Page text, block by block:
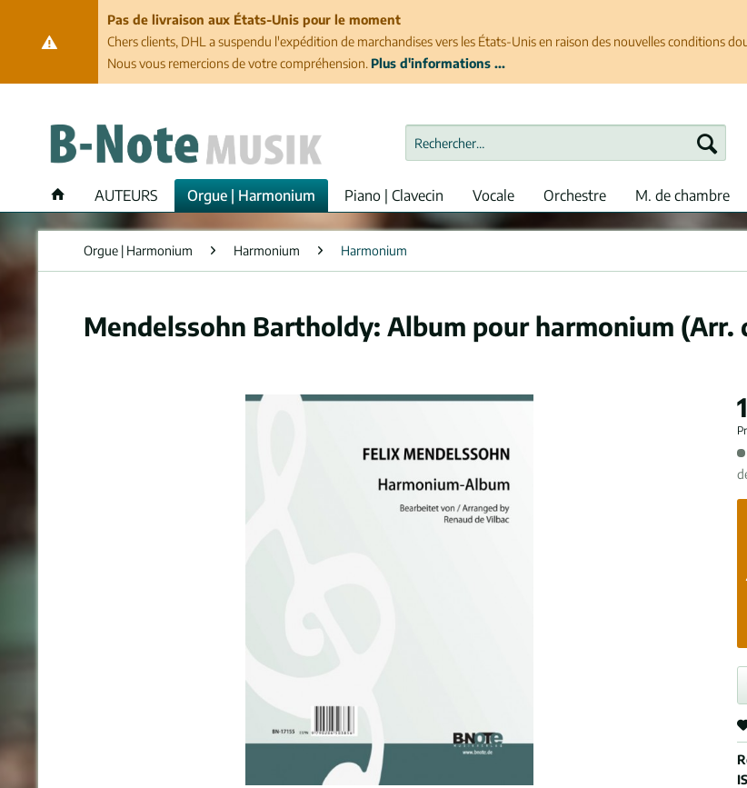
Pas de livraison aux États-Unis pour le moment
Chers clients, DHL a suspendu l'expédition de marchandises vers les États-Unis en raison des nouvelles conditions
Nous vous remercions de votre compréhension. Plus d'informations ...
AUTEURS Orgue | Harmonium Piano | Clavecin Vocale Orchestre M. de chambre
Orgue | Harmonium Harmonium Harmonium
Mendelssohn Bartholdy: Album pour harmonium (Arr.